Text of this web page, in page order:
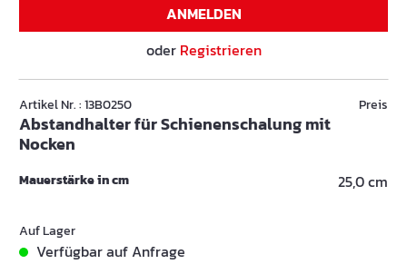
ANMELDEN
oder Registrieren
Artikel Nr. : 13B0250
Abstandhalter für Schienenschalung mit
Nocken
Preis
Mauerstärke in cm 25,0 cm
Auf Lager
Verfügbar auf Anfrage